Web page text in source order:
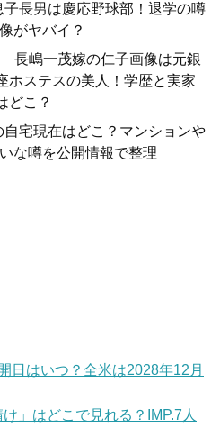
子長男は慶応野球部！退学の噂
がヤバイ？
長嶋一茂嫁の仁子画像は元銀
ホステスの美人！学歴と実家
どこ？
自宅現在はどこ？マンションや
な噂を公開情報で整理
日はいつ？全米は2028年12月
」はどこで見れる？IMP.7人